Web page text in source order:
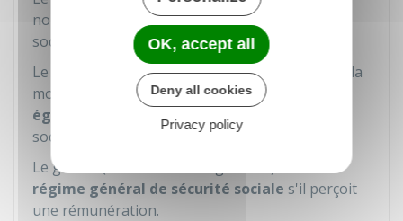
nombre de parts sociales qu'il détient dans la
société.
Le gérant est
minoritaires'il détient moins de la
moitié des parts sociales de la société. Il est
égalitaire
lorsqu'il détient la moitié des parts
sociales.
Le gérant (minoritaire ou égalitaire) relève du
régime général de sécurité sociale s'il perçoit
une rémunération.
OK, accept all
Deny all cookies
Privacy policy